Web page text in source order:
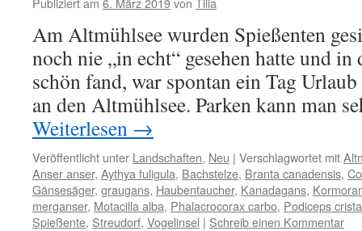
Am Altmühlsee wurden Spießenten
noch nie „in echt“ gesehen hatte und
schön fand, war spontan ein Tag
an den Altmühlsee. Parken kann man
Weiterlesen →
Veröffentlicht unter Landschaften, Neu | Verschlagwortet mit
Anser anser, Aythya fuligula, Bachstelze, Branta canadensis,
Gänsesäger, graugans, Haubentaucher, Kanadagans,
merganser, Motacilla alba, Phalacrocorax carbo, Podiceps
Spießente, Streudorf, Vogelinsel | Schreib einen Kommentar